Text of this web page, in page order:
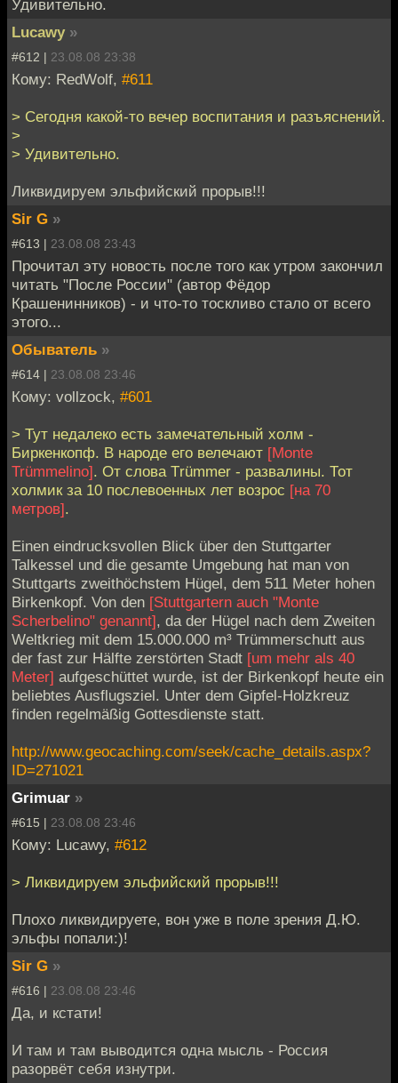
Удивительно.
Lucawy »
#612 | 23.08.08 23:38
Кому: RedWolf, #611
> Сегодня какой-то вечер воспитания и разъяснений.
>
> Удивительно.
Ликвидируем эльфийский прорыв!!!
Sir G »
#613 | 23.08.08 23:43
Прочитал эту новость после того как утром закончил
читать "После России" (автор Фёдор
Крашенинников) - и что-то тоскливо стало от всего
этого...
Обыватель »
#614 | 23.08.08 23:46
Кому: vollzock, #601
> Тут недалеко есть замечательный холм -
Биркенкопф. В народе его велечают [Monte
Trümmelino]. От словa Тrümmer - развалины. Тот
холмик за 10 послевоенных лет возрос [на 70
метров].
Einen eindrucksvollen Blick über den Stuttgarter
Talkessel und die gesamte Umgebung hat man von
Stuttgarts zweithöchstem Hügel, dem 511 Meter hohen
Birkenkopf. Von den [Stuttgartern auch "Monte
Scherbelino" genannt], da der Hügel nach dem Zweiten
Weltkrieg mit dem 15.000.000 m³ Trümmerschutt aus
der fast zur Hälfte zerstörten Stadt [um mehr als 40
Meter] aufgeschüttet wurde, ist der Birkenkopf heute ein
beliebtes Ausflugsziel. Unter dem Gipfel-Holzkreuz
finden regelmäßig Gottesdienste statt.
http://www.geocaching.com/seek/cache_details.aspx?
ID=271021
Grimuar »
#615 | 23.08.08 23:46
Кому: Lucawy, #612
> Ликвидируем эльфийский прорыв!!!
Плохо ликвидируете, вон уже в поле зрения Д.Ю.
эльфы попали:)!
Sir G »
#616 | 23.08.08 23:46
Да, и кстати!
И там и там выводится одна мысль - Россия
разорвёт себя изнутри.